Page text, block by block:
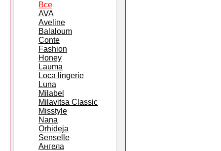
Все
AVA
Aveline
Balaloum
Conte
Fashion
Honey
Lauma
Loca lingerie
Luna
Milabel
Milavitsa Classic
Misstyle
Nana
Orhideja
Senselle
Ангела